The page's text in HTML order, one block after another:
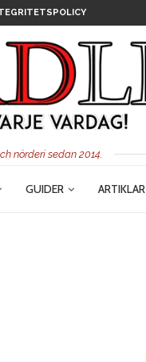
nörderi sedan 2014.
GUIDER ARTIKLAR